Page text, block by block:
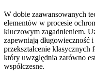
W dobie zaawansowanych
elementów w procesie
kluczowym zagadnieniem.
zapewniają
przekształcenie
który uwzględnia zarówno
współczesne.